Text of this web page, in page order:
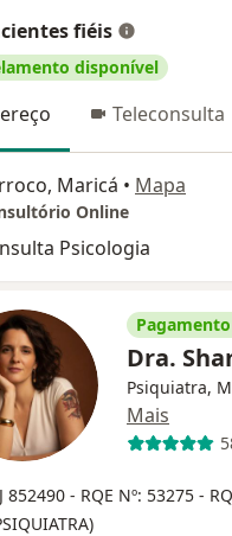
fiéis
disponível
Teleconsulta
Maricá • Mapa
Online
Psicologia
Dra.
Psiquiatra,
Mais
852490 - RQE Nº: 53275 -